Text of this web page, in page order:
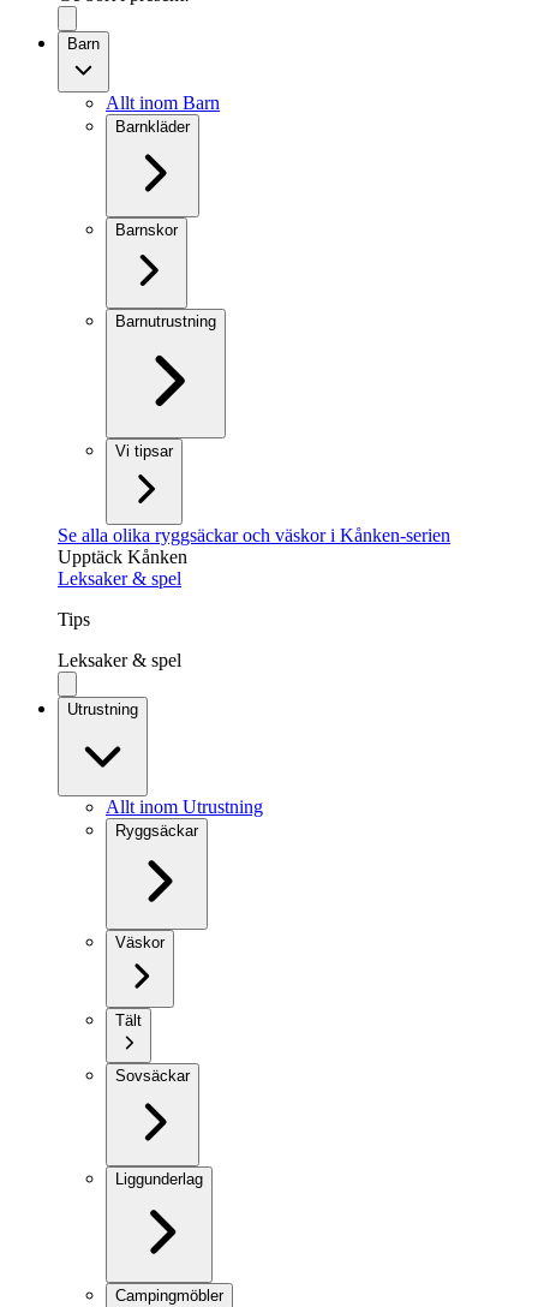
Barn
Allt inom Barn
Barnkläder
Barnskor
Barnutrustning
Vi tipsar
Se alla olika ryggsäckar och väskor i Kånken-serien
Upptäck Kånken
Leksaker & spel
Tips
Leksaker & spel
Utrustning
Allt inom Utrustning
Ryggsäckar
Väskor
Tält
Sovsäckar
Liggunderlag
Campingmöbler